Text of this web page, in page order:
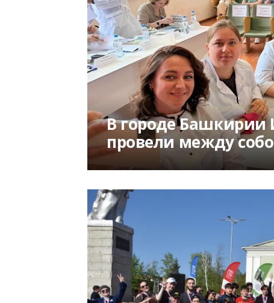
В городе
провели между